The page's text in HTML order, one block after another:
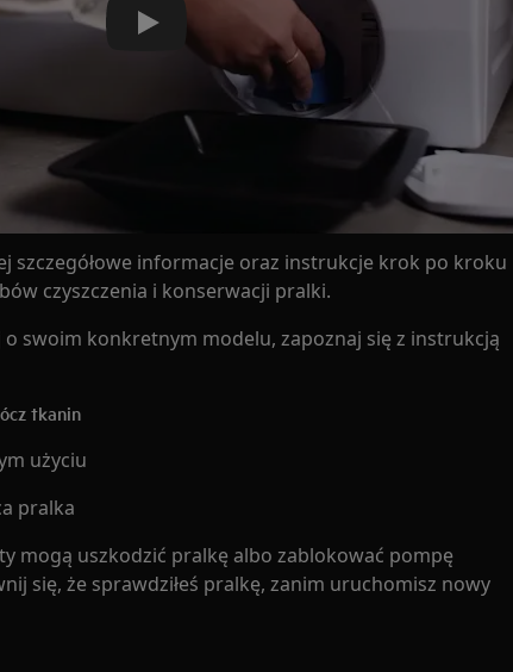
Play
szczegółowe informacje oraz instrukcje krok po kroku
czyszczenia i konserwacji pralki.
o swoim konkretnym modelu, zapoznaj się z instrukcją
tkanin
użyciu
pralka
mogą uszkodzić pralkę albo zablokować pompę
się, że sprawdziłeś pralkę, zanim uruchomisz nowy